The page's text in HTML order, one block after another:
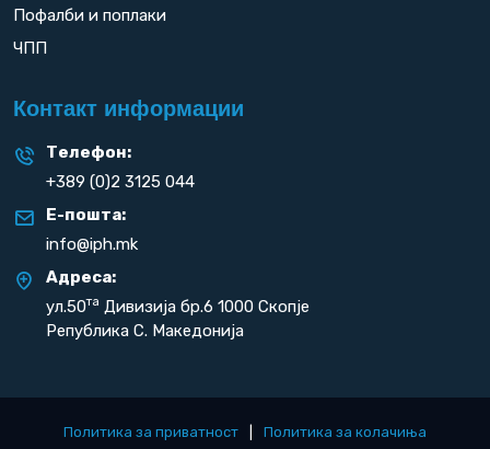
Пофалби и поплаки
ЧПП
Контакт информации
Телефон:
+389 (0)2 3125 044
Е-пошта:
info@iph.mk
Адреса:
ул.50та Дивизија бр.6 1000 Скопје
Република С. Македонија
Политика за приватност Политика за колачиња